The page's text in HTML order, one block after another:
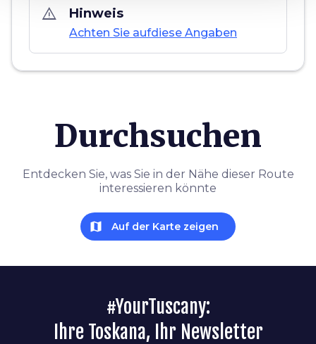
warning_amber Hinweis
Achten Sie aufdiese Angaben
Durchsuchen
Entdecken Sie, was Sie in der Nähe dieser Route
interessieren könnte
map Auf der Karte zeigen
#YourTuscany:
Ihre Toskana, Ihr Newsletter